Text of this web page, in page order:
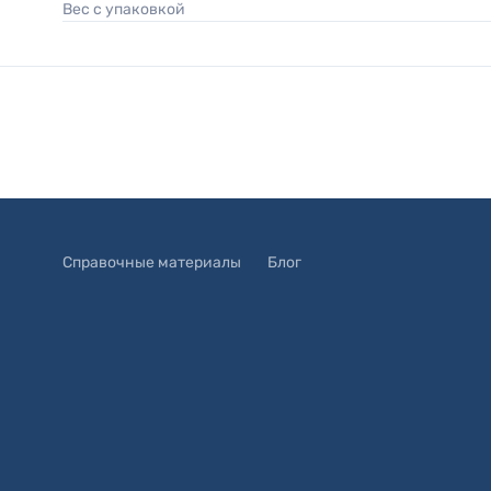
Вес с упаковкой
Справочные материалы Блог